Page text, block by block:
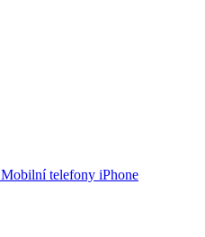
Mobilní telefony iPhone